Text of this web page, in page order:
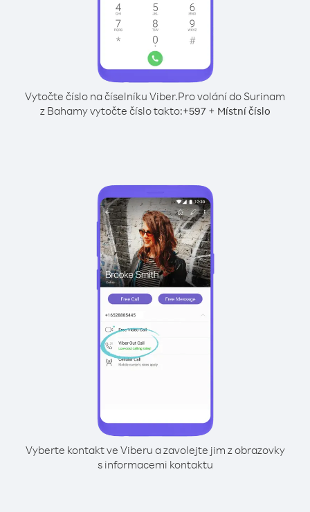
Vytočte číslo na číselníku Viber.Pro volání do Surinam
z Bahamy vytočte číslo takto:+597+ Místní číslo
Vyberte kontakt ve Viberu a zavolejte jim z obrazovky
s informacemi kontaktu